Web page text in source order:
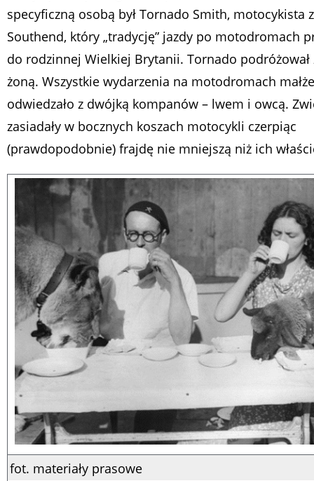
specyficzną osobą był Tornado Smith, motocykista z
Southend, który „tradycję” jazdy po motodromach
do rodzinnej Wielkiej Brytanii. Tornado podróżował
żoną. Wszystkie wydarzenia na motodromach
odwiedzało z dwójką kompanów – lwem i owcą.
zasiadały w bocznych koszach motocykli czerpiąc
(prawdopodobnie) frajdę nie mniejszą niż ich
fot. materiały prasowe